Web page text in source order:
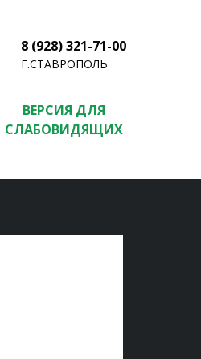
8 (928) 321-71-00
Г.СТАВРОПОЛЬ
ВЕРСИЯ ДЛЯ
СЛАБОВИДЯЩИХ